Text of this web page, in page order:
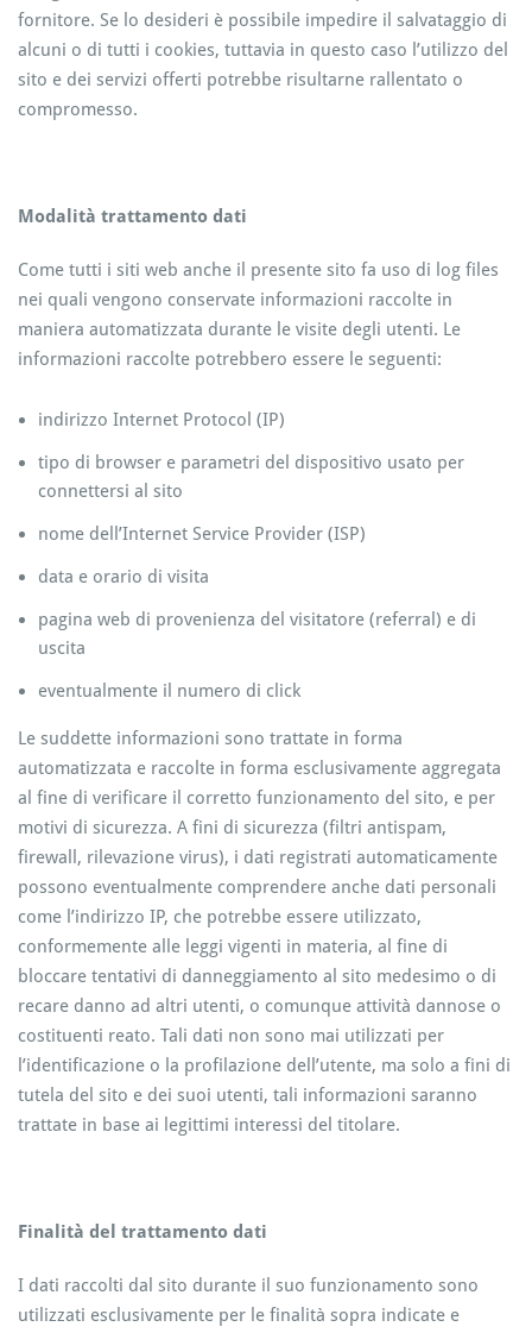
fornitore. Se lo desideri è possibile impedire il salvataggio di
alcuni o di tutti i cookies, tuttavia in questo caso l’utilizzo del
sito e dei servizi offerti potrebbe risultarne rallentato o
compromesso.
Modalità trattamento dati
Come tutti i siti web anche il presente sito fa uso di log files
nei quali vengono conservate informazioni raccolte in
maniera automatizzata durante le visite degli utenti. Le
informazioni raccolte potrebbero essere le seguenti:
indirizzo Internet Protocol (IP)
tipo di browser e parametri del dispositivo usato per
connettersi al sito
nome dell’Internet Service Provider (ISP)
data e orario di visita
pagina web di provenienza del visitatore (referral) e di
uscita
eventualmente il numero di click
Le suddette informazioni sono trattate in forma
automatizzata e raccolte in forma esclusivamente aggregata
al fine di verificare il corretto funzionamento del sito, e per
motivi di sicurezza. A fini di sicurezza (filtri antispam,
firewall, rilevazione virus), i dati registrati automaticamente
possono eventualmente comprendere anche dati personali
come l’indirizzo IP, che potrebbe essere utilizzato,
conformemente alle leggi vigenti in materia, al fine di
bloccare tentativi di danneggiamento al sito medesimo o di
recare danno ad altri utenti, o comunque attività dannose o
costituenti reato. Tali dati non sono mai utilizzati per
l’identificazione o la profilazione dell’utente, ma solo a fini di
tutela del sito e dei suoi utenti, tali informazioni saranno
trattate in base ai legittimi interessi del titolare.
Finalità del trattamento dati
I dati raccolti dal sito durante il suo funzionamento sono
utilizzati esclusivamente per le finalità sopra indicate e